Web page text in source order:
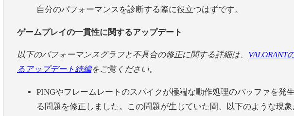
自分のパフォーマンスを診断する際に役立つはずです。
ゲームプレイの一貫性に関するアップデート
以下のパフォーマンスグラフと不具合の修正に関する詳細は、 VALORANT
るアップデート続編をご覧ください。
PINGやフレームレートのスパイクが極端な動作処理のバッファを発
る問題を修正しました。この問題が生じていた間、以下のような現象